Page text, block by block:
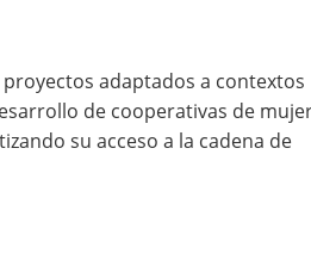
proyectos adaptados a contextos
de cooperativas de
su acceso a la cadena de